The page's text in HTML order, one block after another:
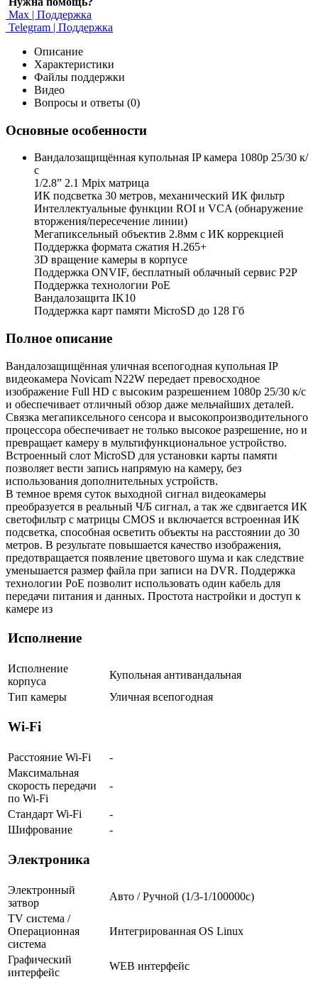
Max | Поддержка
Telegram | Поддержка
Описание
Характеристики
Файлы поддержки
Видео
Вопросы и ответы (0)
Основные особенности
Вандалозащищённая купольная IP камера 1080p 25/30 к/
с
1/2.8” 2.1 Mpix матрица
ИК подсветка 30 метров, механический ИК фильтр
Интеллектуальные функции ROI и VCA (обнаружение
вторжения/пересечение линии)
Мегапиксельный объектив 2.8мм с ИК коррекцией
Поддержка формата сжатия H.265+
3D вращение камеры в корпусе
Поддержка ONVIF, бесплатный облачный сервис P2P
Поддержка технологии PoE
Вандалозащита IK10
Поддержка карт памяти MicroSD до 128 Гб
Полное описание
Вандалозащищённая уличная всепогодная купольная IP
видеокамера Novicam N22W передает превосходное
изображение Full HD с высоким разрешением 1080p 25/30 к/с
и обеспечивает отличный обзор даже мельчайших деталей.
Связка мегапиксельного сенсора и высокопроизводительного
процессора обеспечивает не только высокое разрешение, но и
превращает камеру в мультифункциональное устройство.
Встроенный слот MicroSD для установки карты памяти
позволяет вести запись напрямую на камеру, без
использования дополнительных устройств.
В темное время суток выходной сигнал видеокамеры
преобразуется в реальный Ч/Б сигнал, а так же сдвигается ИК
светофильтр с матрицы CMOS и включается встроенная ИК
подсветка, способная осветить объекты на расстоянии до 30
метров. В результате повышается качество изображения,
предотвращается появление цветового шума и как следствие
уменьшается размер файла при записи на DVR. Поддержка
технологии РоЕ позволит использовать один кабель для
передачи питания и данных. Простота настройки и доступ к
камере из
Исполнение
Исполнение
корпуса
Купольная антивандальная
Тип камеры
Уличная всепогодная
Wi-Fi
Расстояние Wi-Fi
-
Максимальная
скорость передачи
по Wi-Fi
-
Стандарт Wi-Fi
-
Шифрование
-
Электроника
Электронный
затвор
Авто / Ручной (1/3-1/100000c)
TV система /
Операционная
система
Интегрированная OS Linux
Графический
интерфейс
WEB интерфейс